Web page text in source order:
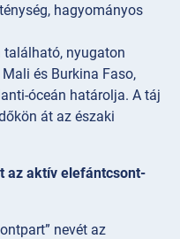
hagyományos
található, nyugaton
és Burkina Faso,
óceán határolja. A táj
át az északi
az aktív elefántcsont-
nevét az